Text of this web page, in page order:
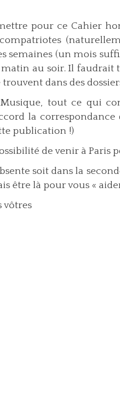
pour ce Cahier
semaines (un mois
matin au soir. Il faudrait
trouvent dans des
tout ce qui
la
publication !)
de venir à Paris
soit dans la
être là pour vous «
vôtres